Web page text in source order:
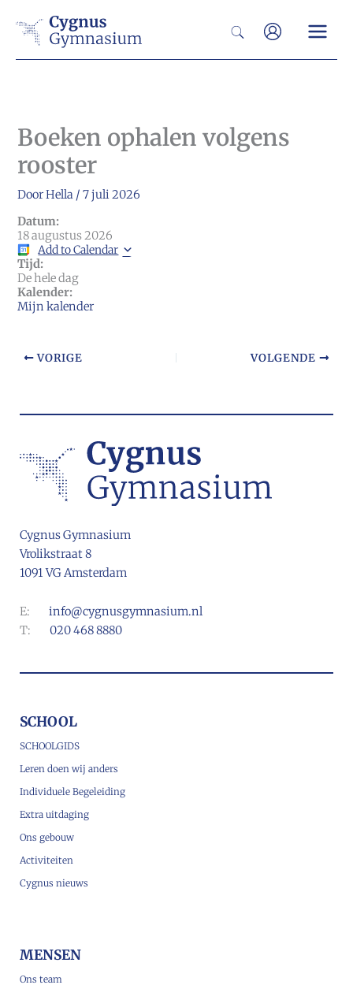
naar
Zoeken
Boeken ophalen volgens
rooster
DoorHella /7 juli 2026
Datum:
18 augustus 2026
Add to Calendar
Tijd:
De hele dag
Kalender:
Mijn kalender
VORIGE VOLGENDE
Cygnus Gymnasium
Vrolikstraat 8
1091 VG Amsterdam
E: info@cygnusgymnasium.nl
T: 020 468 8880
SCHOOL
SCHOOLGIDS
Leren doen wij anders
Individuele Begeleiding
Extra uitdaging
Ons gebouw
Activiteiten
Cygnus nieuws
MENSEN
Ons team